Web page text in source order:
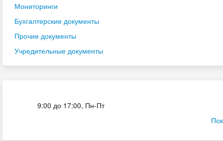
Мониторинги
Бухгалтерские документы
Прочие документы
Учредительные документы
9:00 до 17:00, Пн-Пт